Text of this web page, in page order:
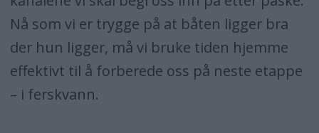
Nå som vi er trygge på at båten ligger bra
der hun ligger, må vi bruke tiden hjemme
effektivt til å forberede oss på neste etappe
– i ferskvann.